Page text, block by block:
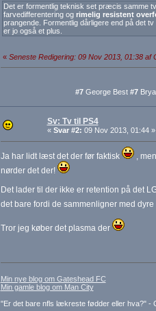
Det er formentlig teknisk set præcis samme
farvedifferentering og rimelig resistent
prangende. Formentlig dårligere end på det
er jo også et plus.
« Seneste Redigering: 09 Nov 2013, 01:38 af
#7George Best #7
Sv: Tv til PS4
« Svar #2: 09 Nov 2013, 01:44 »
Ja har lidt læst det der før faktisk
,
nørder det der!
Det lader til der ikke er retention på det
det bare fordi de sammenligner med
Tror jeg køber det plasma der
Min nye blog om Gateshead FC
Min gamle blog om Man City
"Er det bare nfls lækreste fødder eller hva?" -